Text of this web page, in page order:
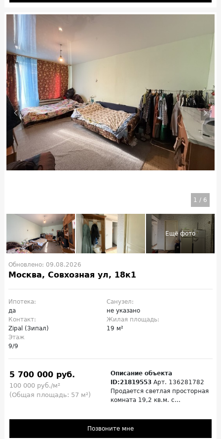
1 / 6
Обновлено: 09.08.2026
Москва, Совхозная ул, 18к1
Ипотека:
да
Санузел:
не указано
Контакт:
Zipal (Зипал)
Жилая площадь:
19 м²
Этаж
9/9
5 700 000 руб.
100 000 руб./м²
(Общая площадь: 57 м²)
Описание объекта
ID:21819553 Арт. 136281782
Продается светлая просторная
комната 19,2 кв.м. с...
Позвоните мне